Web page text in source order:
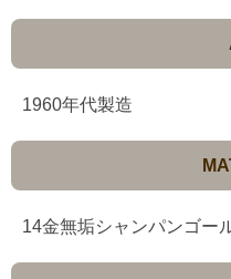
1960年代製造
14金無垢シャンパンゴー